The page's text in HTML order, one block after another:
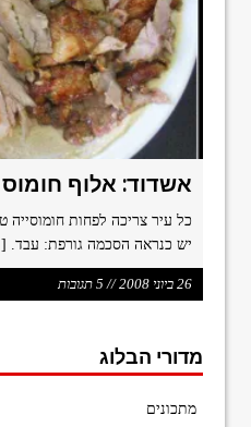
הוסף קו תחתון לקישורים
סמן קישורים
ל
א
פ
ס
א
ת
כ
ל
י
cached
אשדוד: אלוף
כל עיר צריכה לפחות
יש כנראה הסכמה גורפת: עבד.
26 ביוני 2008 // 5 תגובות
מדורי הבלוג
מתכונים